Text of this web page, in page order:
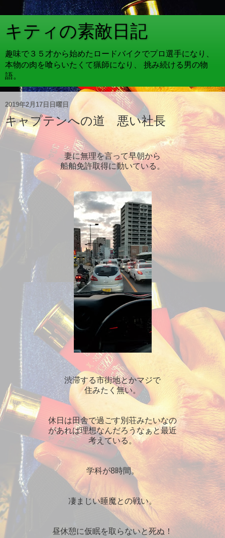
キティの素敵日記
趣味で３５才から始めたロードバイクでプロ選手になり、
本物の肉を喰らいたくて猟師になり、 挑み続ける男の物
語。
2019年2月17日日曜日
キャプテンへの道 悪い社長
妻に無理を言って早朝から
船舶免許取得に動いている。
渋滞する市街地とかマジで
住みたく無い。
休日は田舎で過ごす別荘みたいなの
があれば理想なんだろうなぁと最近
考えている。
学科が8時間。
凄まじい睡魔との戦い。
昼休憩に仮眠を取らないと死ぬ！